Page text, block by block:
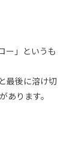
ー」というも
最後に溶け切
あります。